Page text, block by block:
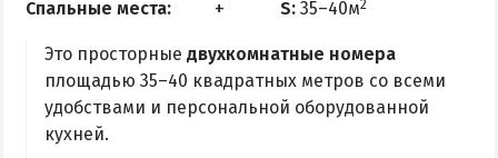
Приазовский природный парк
ПРОЕЗД
Спальные места: S: 35–40м2
Это просторные двухкомнатные номера
площадью 35–40 квадратных метров со всеми
удобствами и персональной оборудованной
кухней.